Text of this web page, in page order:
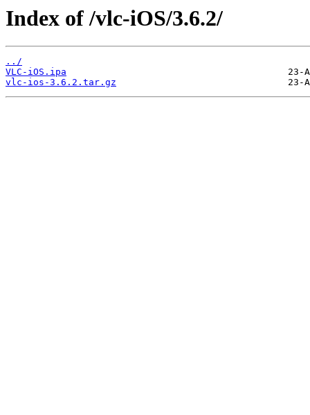
Index of /vlc-iOS/3.6.2/
../
VLC-iOS.ipa
vlc-ios-3.6.2.tar.gz